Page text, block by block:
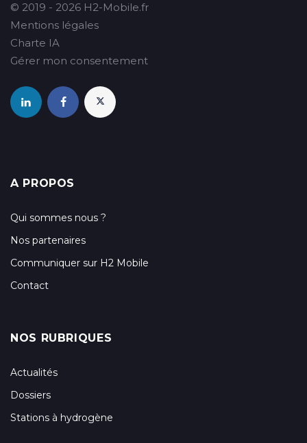
© 2019 - 2026 H2-Mobile.fr
Mentions légales
Charte IA
Gérer mon consentement
A PROPOS
Qui sommes nous ?
Nos partenaires
Communiquer sur H2 Mobile
Contact
NOS RUBRIQUES
Actualités
Dossiers
Stations à hydrogène